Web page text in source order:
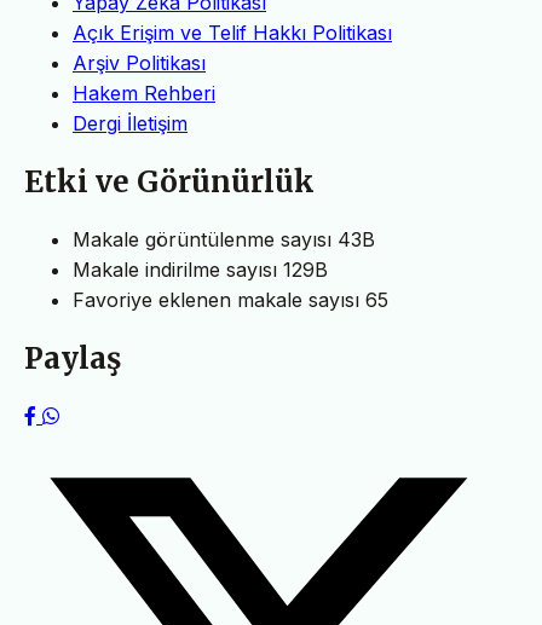
Açık Erişim ve Telif Hakkı Politikası
Arşiv Politikası
Hakem Rehberi
Dergi İletişim
Etki ve Görünürlük
Makale görüntülenme sayısı 43B
Makale indirilme sayısı 129B
Favoriye eklenen makale sayısı 65
Paylaş